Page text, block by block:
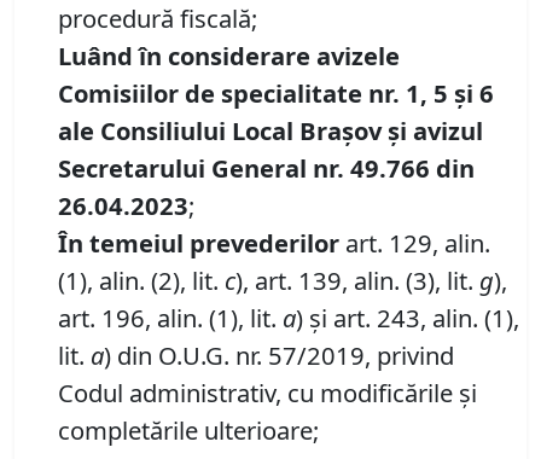
procedură fiscală;
Luând în considerare avizele
Comisiilor de specialitate nr. 1, 5 și 6
ale Consiliului Local Brașov și avizul
Secretarului General nr. 49.766 din
26.04.2023;
În temeiul prevederilor art. 129, alin.
(1), alin. (2), lit. c), art. 139, alin. (3), lit. g),
art. 196, alin. (1), lit. a) și art. 243, alin. (1),
lit. a) din O.U.G. nr. 57/2019, privind
Codul administrativ, cu modificările și
completările ulterioare;